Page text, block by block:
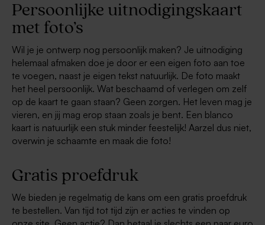
Persoonlijke uitnodigingskaart
met foto’s
Wil je je ontwerp nog persoonlijk maken? Je uitnodiging
helemaal afmaken doe je door er een eigen foto aan toe
te voegen, naast je eigen tekst natuurlijk. De foto maakt
het heel persoonlijk. Wat beschaamd of verlegen om zelf
op de kaart te gaan staan? Geen zorgen. Het leven mag je
vieren, en jij mag erop staan zoals je bent. Een blanco
kaart is natuurlijk een stuk minder feestelijk! Aarzel dus niet,
overwin je schaamte en maak die foto!
Gratis proefdruk
We bieden je regelmatig de kans om een gratis proefdruk
te bestellen. Van tijd tot tijd zijn er acties te vinden op